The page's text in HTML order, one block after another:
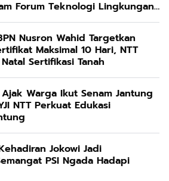
Forum Teknologi Lingkungan
Nusron Wahid Targetkan
Maksimal 10 Hari, NTT
Sertifikasi Tanah
Warga Ikut Senam Jantung
NTT Perkuat Edukasi
Jokowi Jadi
PSI Ngada Hadapi